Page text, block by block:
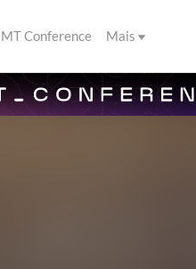
MT Conference Mais